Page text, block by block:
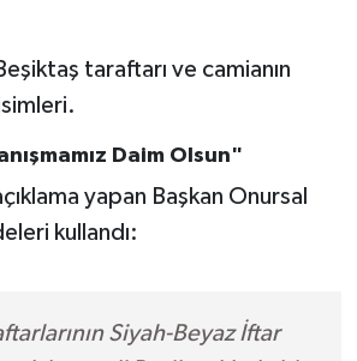
taraftarı ve camianın
Daim Olsun"
yapan Başkan Onursal
kullandı:
Siyah-Beyaz İftar